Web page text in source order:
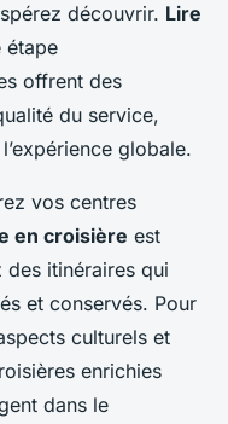
découvrir. Lire
étape
offrent des
du service,
globale.
vos centres
en croisière est
itinéraires qui
et conservés. Pour
culturels et
enrichies
dans le